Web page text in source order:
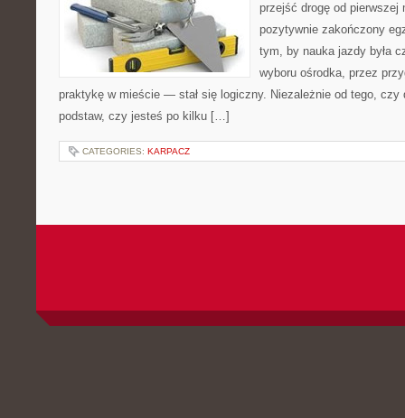
przejść drogę od pierwszej
pozytywnie zakończony
tym, by nauka jazdy była
wyboru ośrodka, przez
praktykę w mieście — stał się logiczny. Niezależnie od tego,
podstaw, czy jesteś po kilku […]
CATEGORIES: KARPACZ